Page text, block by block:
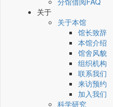
关于
关于本馆
馆长致辞
本馆介绍
馆舍风貌
组织机构
联系我们
来访预约
加入我们
科学研究